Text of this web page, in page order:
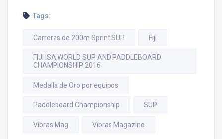
Tags:
Carreras de 200m Sprint SUP Fiji
FIJI ISA WORLD SUP AND PADDLEBOARD
CHAMPIONSHIP 2016
Medalla de Oro por equipos
Paddleboard Championship SUP
Vibras Mag Vibras Magazine